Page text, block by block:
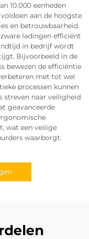
10.000 eenheden
aan de hoogste
en betrouwbaarheid.
ladingen efficiënt
in bedrijf wordt
Bijvoorbeeld in de
bewezen de efficiëntie
met tot wel
processen kunnen
streven naar veiligheid
geavanceerde
wat een veilige
waarborgt.